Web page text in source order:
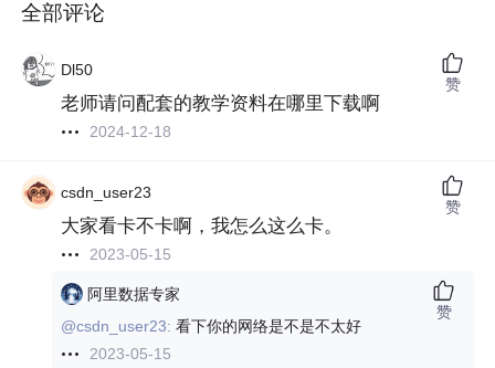
全部评论
Dl50
老师请问配套的教学资料在哪里下载啊
2024-12-18
赞
csdn_user23
大家看卡不卡啊，我怎么这么卡。
2023-05-15
赞
阿里数据专家
@csdn_user23:看下你的网络是不是不太好
2023-05-15
赞